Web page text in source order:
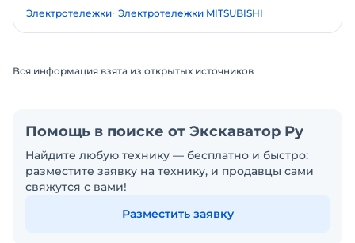
Электротележки Электротележки MITSUBISHI
Вся информация взята из открытых источников
Помощь в поиске от Экскаватор Ру
Найдите любую технику — бесплатно и быстро:
разместите заявку на технику, и продавцы сами
свяжутся с вами!
Разместить заявку